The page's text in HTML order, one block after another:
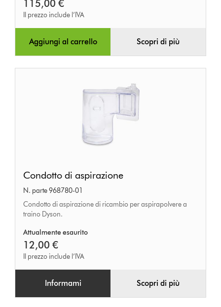
115,00 €
Il prezzo include l’IVA
Aggiungi al carrello Scopri di più
di
aspirazione
Condotto di aspirazione
N. parte 968780-01
Condotto di aspirazione di ricambio per aspirapolvere a
traino Dyson.
Attualmente esaurito
12,00 €
Il prezzo include l’IVA
Informami Scopri di più